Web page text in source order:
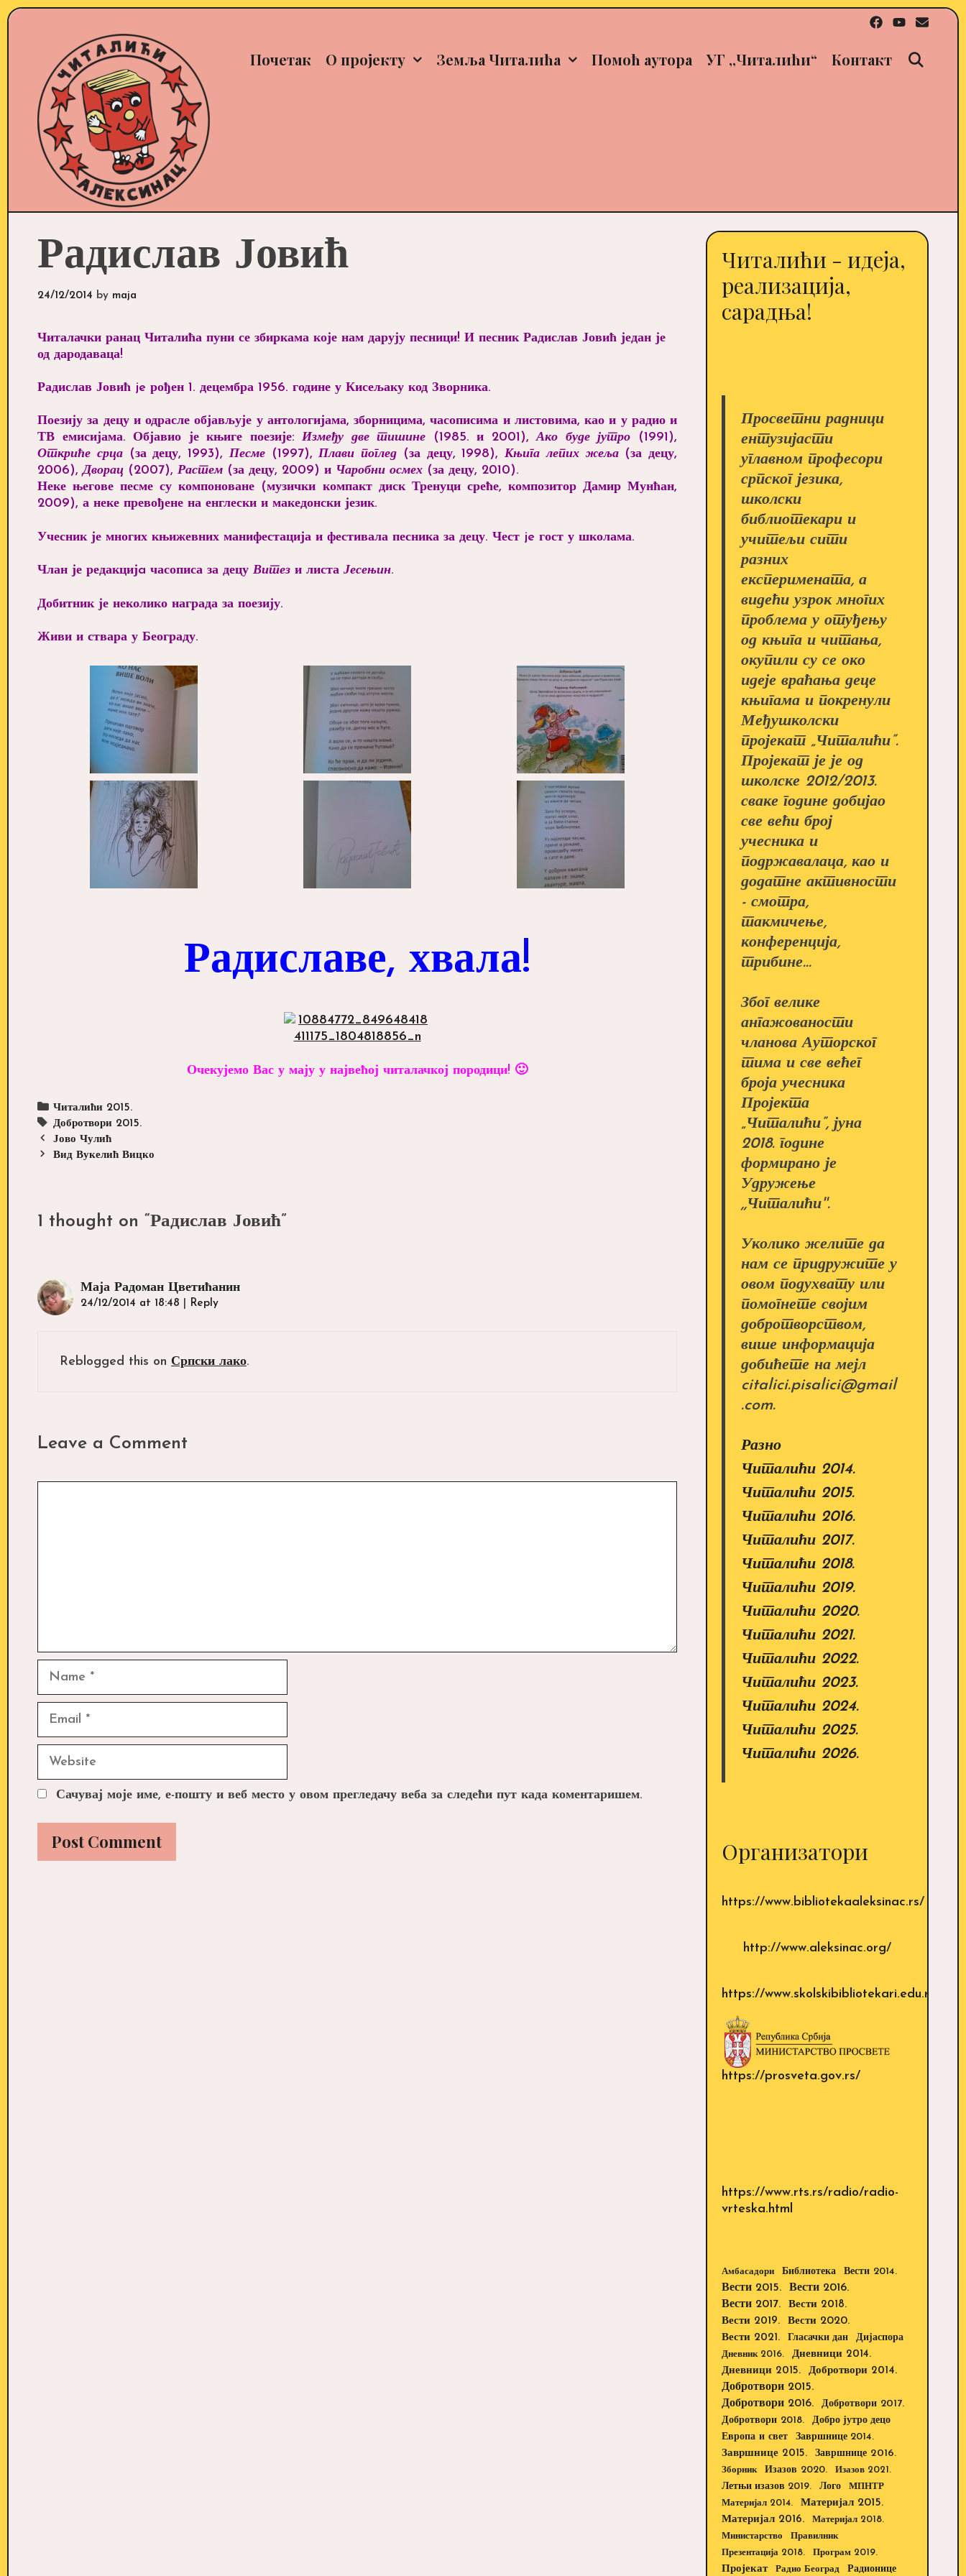
Skip
Почетак О пројекту Земља Читалића Помоћ аутора УГ ,,Читалићи“ Контакт
Радислав Јовић
24/12/2014 by maja
Читалачки ранац Читалића пуни се збиркама које нам дарују песници! И песник Радислав Јовић један је
од дародаваца!
Радислав Јовић je рођен 1. децембра 1956. године у Кисељаку код Зворника.
Поезију за децу и одрасле објављује у антологијама, зборницима, часописима и листовима, као и у радио и
ТВ емисијама. Објавио је књиге поезије:Између две тишине (1985. и 2001),Ако буде јутро (1991),
Откриће срца(за децу, 1993), Песме(1997),Плави поглед (за децу, 1998), Књига лепих жеља(за децу,
2006),Дворац (2007), Растем (за децу, 2009) и Чаробни осмех (за децу, 2010).
Неке његове песме су компоноване (музички компакт диск Тренуци среће, композитор Дамир Мунћан,
2009), а неке превођене на енглески и македонски језик.
Учесник је многих књижевних манифестација и фестивала песника за децу. Чест je гост у школама.
Члан је редакцијa часописа за децу Витез и листа Јесењин.
Добитник је неколико награда за поезију.
Живи и ствара у Београду.
Радиславе, хвала!
Очекујемо Вас у мају у највећој читалачкој породици! 🙂
Categories
Читалићи 2015.
Tags
Добротвори 2015.
Post
navigation
Јово Чулић
Вид Вукелић Вицко
1 thought on “Радислав Јовић”
Маја Радоман Цветићанин
24/12/2014 at 18:48 Reply
Reblogged this on Српски лако.
Leave a Comment
Website
Сачувај моје име, е-пошту и веб место у овом прегледачу веба за следећи пут када коментаришем.
Читалићи - идеја,
реализација,
сарадња!
Просветни радници
ентузијасти
углавном професори
српског језика,
школски
библиотекари и
учитељи сити
разних
експеримената, а
видећи узрок многих
проблема у отуђењу
од књига и читања,
окупили су се око
идеје враћања деце
књигама и покренули
Међушколски
пројекат „Читалићи”.
Пројекат је је од
школске 2012/2013.
сваке године добијао
све већи број
учесника и
подржавалаца, као и
додатне активности
- смотра,
такмичење,
конференција,
трибине...
Због велике
ангажованости
чланова Ауторског
тима и све већег
броја учесника
Пројекта
„Читалићи”, јуна
2018. године
формирано је
Удружење
,,Читалићи''.
Уколико желите да
нам се придружите у
овом подухвату или
помогнете својим
добротворством,
више информација
добићете на мејл
citalici.pisalici@gmail
.com.
Разно
Читалићи 2014.
Читалићи 2015.
Читалићи 2016.
Читалићи 2017.
Читалићи 2018.
Читалићи 2019.
Читалићи 2020.
Читалићи 2021.
Читалићи 2022.
Читалићи 2023.
Читалићи 2024.
Читалићи 2025.
Читалићи 2026.
Организатори
https://www.bibliotekaaleksinac.rs/
http://www.aleksinac.org/
https://www.skolskibibliotekari.edu.rs/
https://prosveta.gov.rs/
https://www.rts.rs/radio/radio-
vrteska.html
Амбасадори Библиотека Вести 2014.
Вести 2015.
Вести 2016.
Вести 2017.
Вести 2018.
Вести 2019.
Вести 2020.
Вести 2021.
Гласачки дан Дијаспора
Дневник 2016.
Дневници 2014.
Дневници 2015.
Добротвори 2014.
Добротвори 2015.
Добротвори 2016.
Добротвори 2017.
Добротвори 2018.
Добро јутро децо
Европа и свет Завршнице 2014.
Завршнице 2015. Завршнице 2016.
Зборник Изазов 2020.
Изазов 2021.
Летњи изазов 2019.
Лого
МПНТР
Материјал 2014.
Материјал 2015.
Материјал 2016.
Материјал 2018.
Министарство
Правилник
Презентација 2018.
Програм 2019.
Пројекат Радио Београд Радионице